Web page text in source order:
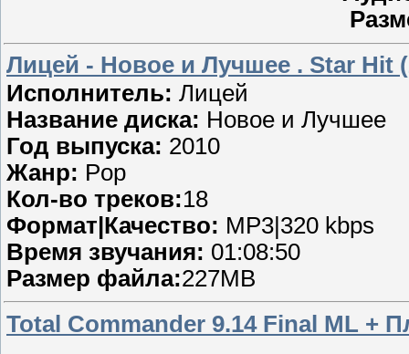
Лицей - Новое и Лучшее . Star Hit
Исполнитель: Лицей
Название диска: Новое и Лучшее
Год выпуска: 2010
Жанр: Pop
Кол-во треков:18
Формат|Качество: MP3|320 kbps
Время звучания: 01:08:50
Размер файла:227MB
Total Commander 9.14 Final ML +